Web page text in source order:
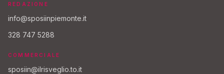
REDAZIONE
info@sposiinpiemonte.it
328 747 5288
COMMERCIALE
sposiin@ilrisveglio.to.it